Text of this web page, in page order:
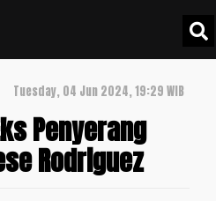
Tuesday, 04 Jun 2024, 19:29 WIB
Penyerang
Rodriguez